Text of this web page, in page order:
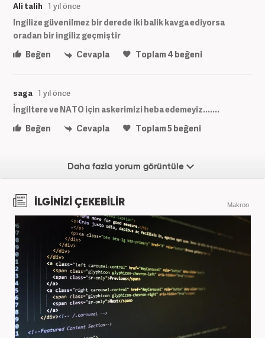
Ali talih 1 yıl önce
Ingilize güvenilmez bir derede iki balik kavga ediyorsa
oradan bir ingiliz geçmiştir
Beğen
Cevapla Toplam4 beğeni
saga 1 yıl önce
İngiltere ve NATO için askerimizi heba edemeyiz.......
Beğen
Cevapla Toplam5beğeni
Daha fazla yorum görüntüle
İLGİNİZİ ÇEKEBİLİR Makroo